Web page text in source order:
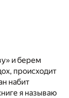
и берем
происходит
набит
я называю